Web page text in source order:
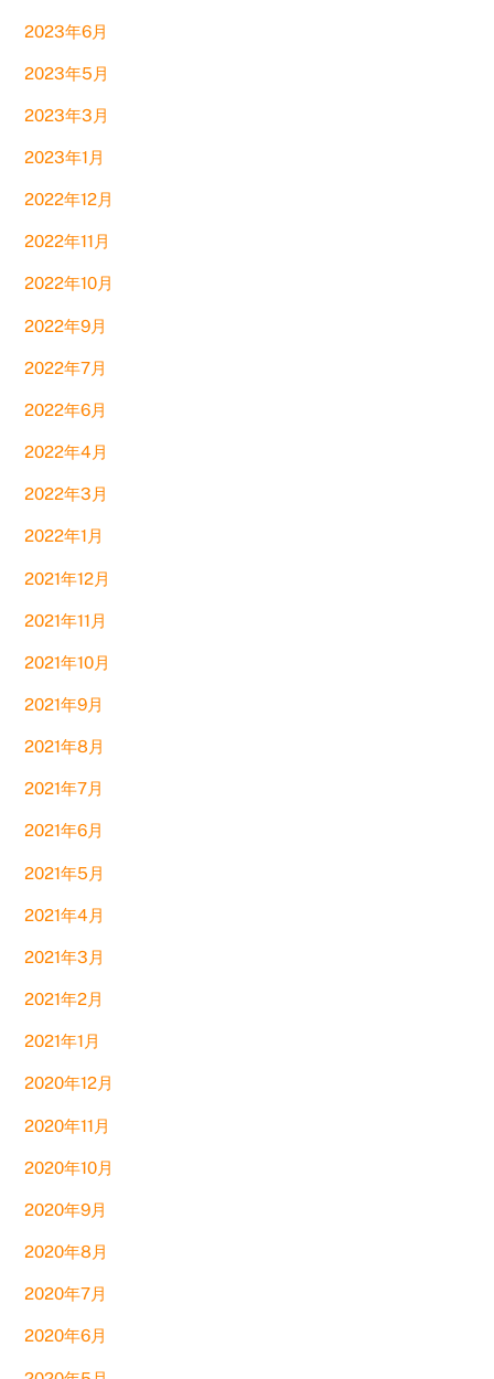
2023年6月
2023年5月
2023年3月
2023年1月
2022年12月
2022年11月
2022年10月
2022年9月
2022年7月
2022年6月
2022年4月
2022年3月
2022年1月
2021年12月
2021年11月
2021年10月
2021年9月
2021年8月
2021年7月
2021年6月
2021年5月
2021年4月
2021年3月
2021年2月
2021年1月
2020年12月
2020年11月
2020年10月
2020年9月
2020年8月
2020年7月
2020年6月